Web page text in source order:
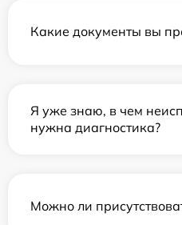
Какие документы вы
Я уже знаю, в чем
нужна диагностика?
Можно ли